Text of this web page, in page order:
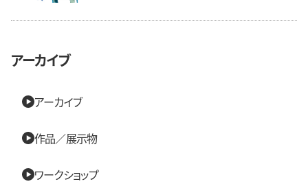
アーカイブ
アーカイブ
作品／展示物
ワークショップ